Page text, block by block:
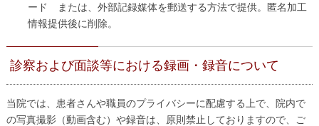
ード または、外部記録媒体を郵送する方法で提供。匿名加工
情報提供後に削除。
診察および面談等における録画・録音について
当院では、患者さんや職員のプライバシーに配慮する上で、院内で
の写真撮影（動画含む）や録音は、原則禁止しておりますので、ご